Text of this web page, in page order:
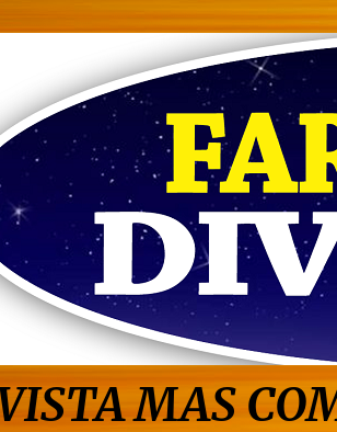
MAS